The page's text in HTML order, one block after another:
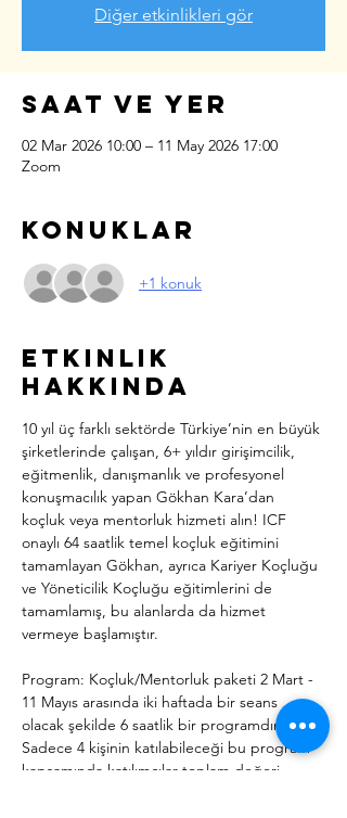
Diğer etkinlikleri gör
Saat ve Yer
02 Mar 2026 10:00 – 11 May 2026 17:00
Zoom
Konuklar
+1 konuk
Etkinlik
hakkında
10 yıl üç farklı sektörde Türkiye’nin en büyük
şirketlerinde çalışan, 6+ yıldır girişimcilik,
eğitmenlik, danışmanlık ve profesyonel
konuşmacılık yapan Gökhan Kara’dan
koçluk veya mentorluk hizmeti alın! ICF
onaylı 64 saatlik temel koçluk eğitimini
tamamlayan Gökhan, ayrıca Kariyer Koçluğu
ve Yöneticilik Koçluğu eğitimlerini de
tamamlamış, bu alanlarda da hizmet
vermeye başlamıştır.
Program: Koçluk/Mentorluk paketi 2 Mart -
11 Mayıs arasında iki haftada bir seans
olacak şekilde 6 saatlik bir programdır.
Sadece 4 kişinin katılabileceği bu program
kapsamında katılımcılar toplam değeri